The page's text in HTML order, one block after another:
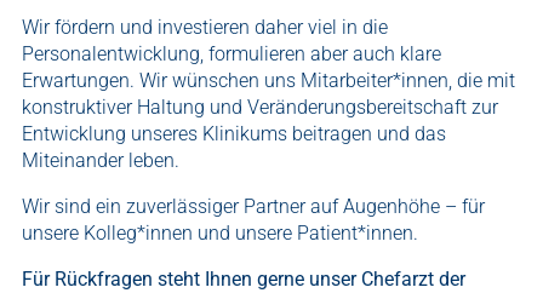
Wir fördern und investieren daher viel in die
Personalentwicklung, formulieren aber auch klare
Erwartungen. Wir wünschen uns Mitarbeiter*innen, die mit
konstruktiver Haltung und Veränderungsbereitschaft zur
Entwicklung unseres Klinikums beitragen und das
Miteinander leben.
Wir sind ein zuverlässiger Partner auf Augenhöhe – für
unsere Kolleg*innen und unsere Patient*innen.
Für Rückfragen steht Ihnen gerne unser Chefarzt der